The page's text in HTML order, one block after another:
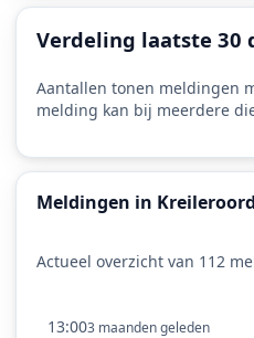
Verdeling laatste 30
Aantallen tonen meldingen
melding kan bij meerdere
Meldingen in Kreileroord
Actueel overzicht van 112
13:003 maanden geleden